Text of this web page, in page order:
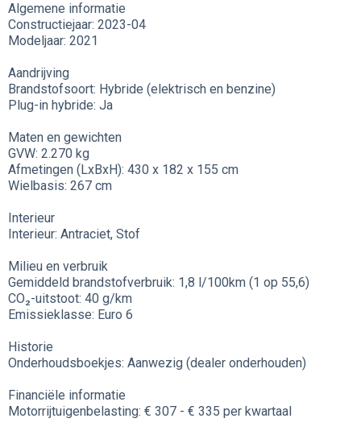
Algemene informatie
Constructiejaar: 2023-04
Modeljaar: 2021
Aandrijving
Brandstofsoort: Hybride (elektrisch en benzine)
Plug-in hybride: Ja
Maten en gewichten
GVW: 2.270 kg
Afmetingen (LxBxH): 430 x 182 x 155 cm
Wielbasis: 267 cm
Interieur
Interieur: Antraciet, Stof
Milieu en verbruik
Gemiddeld brandstofverbruik: 1,8 l/100km (1 op 55,6)
CO₂-uitstoot: 40 g/km
Emissieklasse: Euro 6
Historie
Onderhoudsboekjes: Aanwezig (dealer onderhouden)
Financiële informatie
Motorrijtuigenbelasting: € 307 - € 335 per kwartaal